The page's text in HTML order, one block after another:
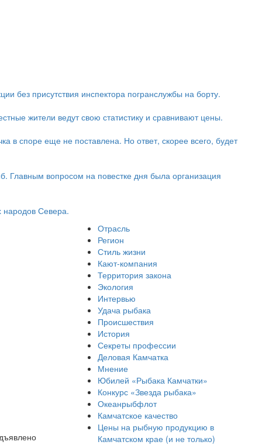
без присутствия инспектора погранслужбы на борту.
жители ведут свою статистику и сравнивают цены.
в споре еще не поставлена. Но ответ, скорее всего, будет
Главным вопросом на повестке дня была организация
народов Севера.
Отрасль
Регион
Стиль жизни
Кают-компания
Территория закона
Экология
Интервью
Удача рыбака
Происшествия
История
Секреты профессии
Деловая Камчатка
Мнение
Юбилей «Рыбака Камчатки»
Конкурс «Звезда рыбака»
Океанрыбфлот
Камчатское качество
Цены на рыбную продукцию в
Камчатском крае (и не только)